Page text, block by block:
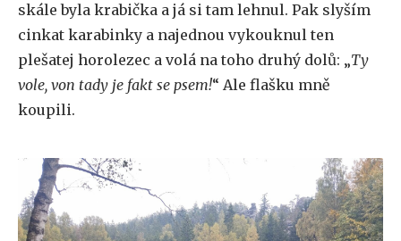
skále byla krabička a já si tam lehnul. Pak slyším
cinkat karabinky a najednou vykouknul ten
plešatej horolezec a volá na toho druhý dolů: „Ty
vole, von tady je fakt se psem!“ Ale flašku mně
koupili.